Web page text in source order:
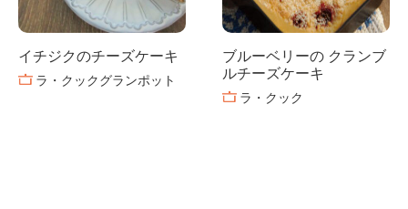
イチジクのチーズケーキ
ラ・クックグランポット
ブルーベリーの クランブ
ルチーズケーキ
ラ・クック